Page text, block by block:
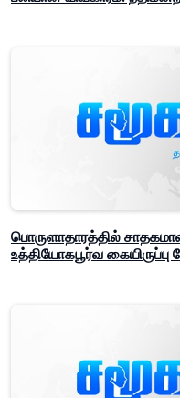
பொருளாதாரத்தில்
உத்தியோகபூர்வ கையிருப்பு